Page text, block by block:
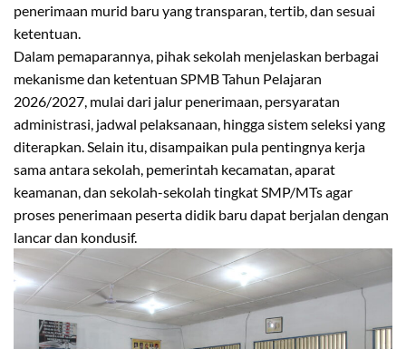
penerimaan murid baru yang transparan, tertib, dan sesuai
ketentuan.
Dalam pemaparannya, pihak sekolah menjelaskan berbagai
mekanisme dan ketentuan SPMB Tahun Pelajaran
2026/2027, mulai dari jalur penerimaan, persyaratan
administrasi, jadwal pelaksanaan, hingga sistem seleksi yang
diterapkan. Selain itu, disampaikan pula pentingnya kerja
sama antara sekolah, pemerintah kecamatan, aparat
keamanan, dan sekolah-sekolah tingkat SMP/MTs agar
proses penerimaan peserta didik baru dapat berjalan dengan
lancar dan kondusif.